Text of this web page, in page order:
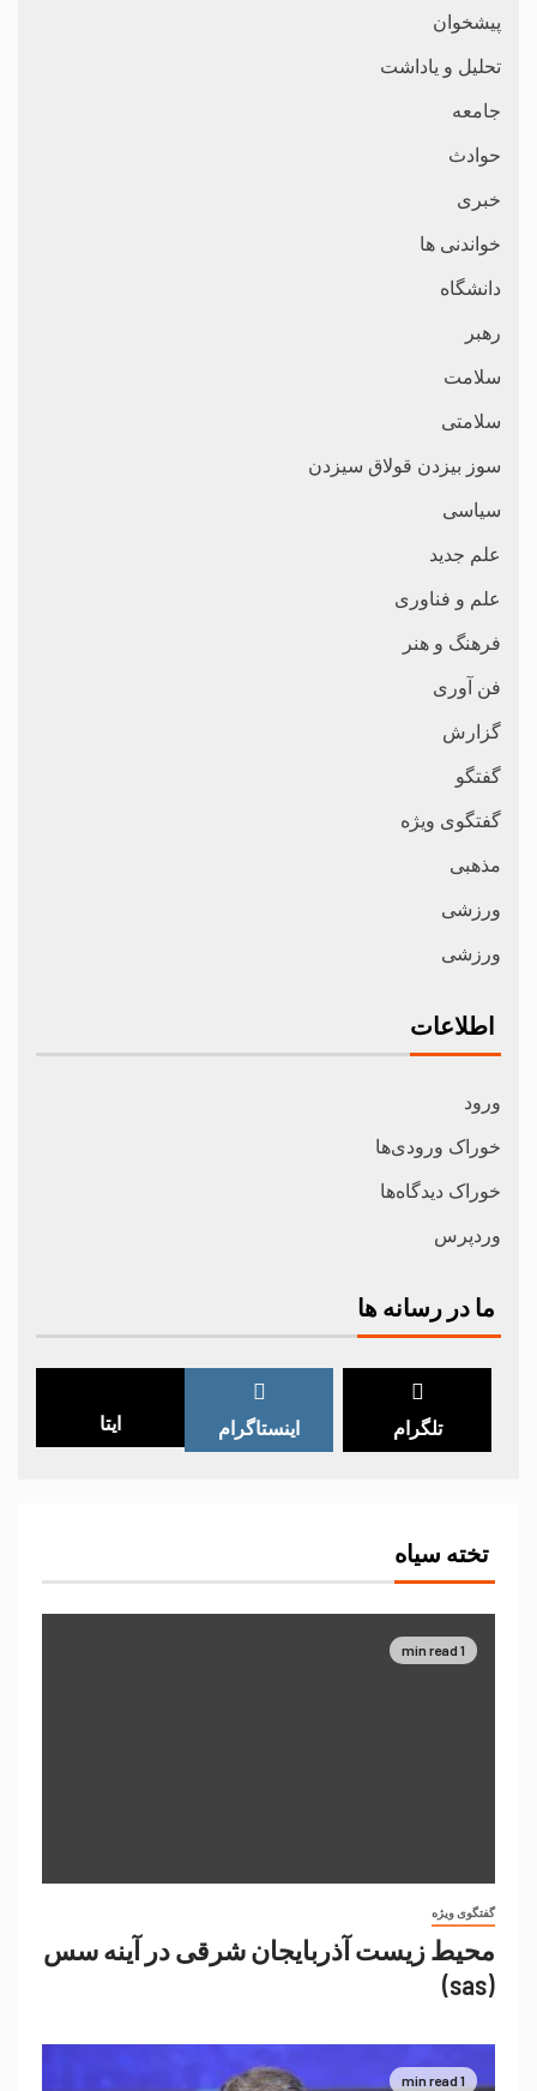
پیشخوان
تحلیل و یاداشت
جامعه
حوادث
خبری
خواندنی ها
دانشگاه
رهبر
سلامت
سلامتی
سوز بیزدن قولاق سیزدن
سیاسی
علم جدید
علم و فناوری
فرهنگ و هنر
فن آوری
گزارش
گفتگو
گفتگوی ویژه
مذهبی
ورزشی
ورزشی
اطلاعات
ورود
خوراک ورودی‌ها
خوراک دیدگاه‌ها
وردپرس
ما در رسانه ها
تلگرام اینستاگرام ایتا
تخته سیاه
1 min read
گفتگوی ویژه
محیط زیست آذربایجان شرقی در آینه سس
(sas)
1 min read